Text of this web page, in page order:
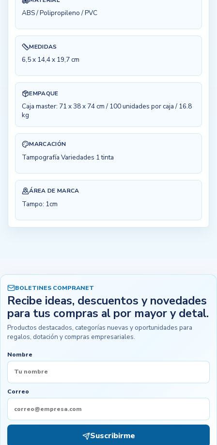
ABS / Polipropileno / PVC
MEDIDAS
6,5 x 14,4 x 19,7 cm
EMPAQUE
Caja master: 71 x 38 x 74 cm / 100 unidades por caja / 16.8
kg
MARCACIÓN
Tampografía Variedades 1 tinta
ÁREA DE MARCA
Tampo: 1cm
BOLETINES COMPRANET
Recibe ideas, descuentos y novedades
para tus compras al por mayor y detal.
Productos destacados, categorías nuevas y oportunidades para
regalos, dotación y compras empresariales.
Nombre
Correo
Suscribirme